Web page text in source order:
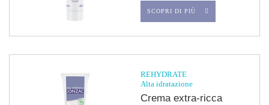
SCOPRI DI PIÙ
REHYDRATE
Alta idratazione
Crema extra-ricca